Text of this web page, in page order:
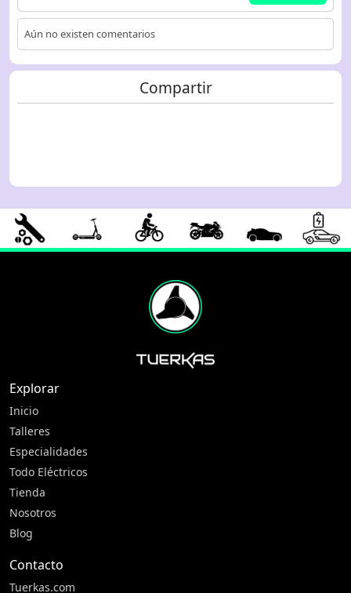
Aún no existen comentarios
Compartir
Explorar
Inicio
Talleres
Especialidades
Todo Eléctricos
Tienda
Nosotros
Blog
Contacto
Tuerkas.com